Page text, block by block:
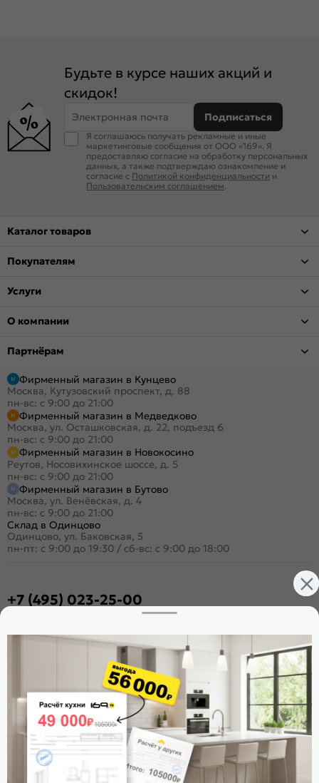
Будьте в курсе наших акций и
скидок!
Электронная почта Подписаться
Я соглашаюсь получать рекламные и иные
маркетинговые сообщения от ООО «169». Я
предоставляю согласие на обработку персональных
данных, а также подтверждаю ознакомление и
согласие с Политикой конфиденциальности и
Пользовательским соглашением.
Каталог товаров
Покупателям
Услуги
О компании
Партнёрам
Фирменный магазин в Кунцево
Москва, Кутузовский проспект, д. 88
пн-вс: с 9:00 до 21:00
Фирменный магазин в Медведково
Москва, ул. Осташковская, д. 22, подъезд 6
пн-вс: с 9:00 до 21:00
Фирменный магазин в Новокосино
Реутов, Носовихинское шоссе, д. 5
пн-вс: с 9:00 до 21:00
Фирменный магазин в Бутово
Москва, ул. Венёвская, д. 4
пн-вс: с 9:00 до 21:00
Склад в Одинцово
Одинцово, ул. Баковская, 5
пн-пт: с 9:00 до 19:30 / сб-вс: с 9:00 до 18:00
+7 (495) 023-25-00
Стать дилером
Расскажите о нас
Поделиться
Оцените магазин
ИКС 1180